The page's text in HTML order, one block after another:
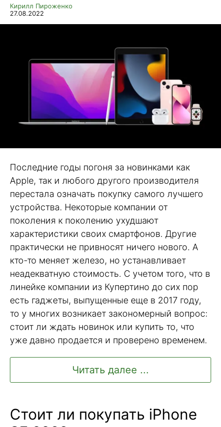
Кирилл Пироженко
27.08.2022
Последние годы погоня за новинками как
Apple, так и любого другого производителя
перестала означать покупку самого лучшего
устройства. Некоторые компании от
поколения к поколению ухудшают
характеристики своих смартфонов. Другие
практически не привносят ничего нового. А
кто-то меняет железо, но устанавливает
неадекватную стоимость. С учетом того, что в
линейке компании из Купертино до сих пор
есть гаджеты, выпущенные еще в 2017 году,
то у многих возникает закономерный вопрос:
стоит ли ждать новинок или купить то, что
уже давно продается и проверено временем.
Читать далее ...
Стоит ли покупать iPhone